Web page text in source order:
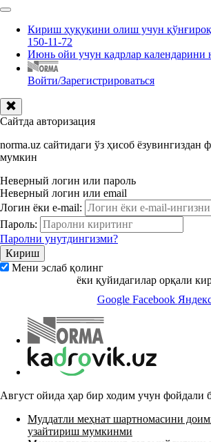
Кириш ҳуқуқини олиш учун
150-11-72
Июнь ойи учун кадрлар календарини
Войти/Зарегистрироваться
Сайтда авторизация
norma.uz сайтидаги ўз ҳисоб ёзувингиздан
мумкин
Неверный логин или пароль
Неверный логин или email
Логин ёки e-mail:
Пароль:
Паролни унутдингизми?
Мени эслаб қолинг
ёки қуйидагилар орқали
Google Facebook
Август ойида ҳар бир ходим учун фойдали
Муддатли меҳнат шартномасини
узайтириш мумкинми